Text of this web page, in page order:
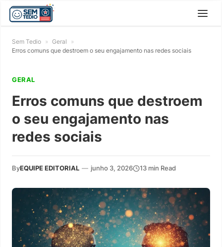
Sem Tedio » Geral
»
Erros comuns que destroem o seu engajamento nas redes sociais
GERAL
Erros comuns que destroem
o seu engajamento nas
redes sociais
ByEQUIPE EDITORIAL — junho 3, 2026 13 min Read